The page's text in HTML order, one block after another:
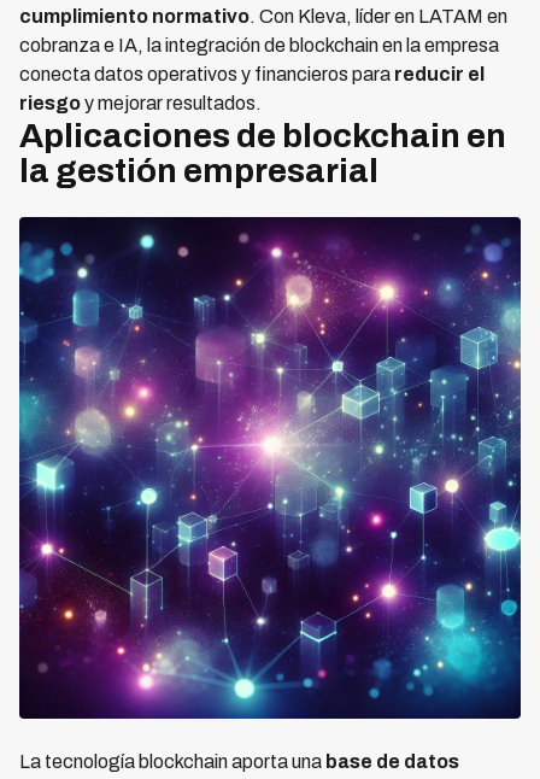
cumplimiento normativo. Con Kleva, líder en LATAM en
cobranza e IA, la integración de blockchain en la empresa
conecta datos operativos y financieros para reducir el
riesgoy mejorar resultados.
Aplicaciones de blockchain en
la gestión empresarial
La tecnología blockchain aporta una base de datos